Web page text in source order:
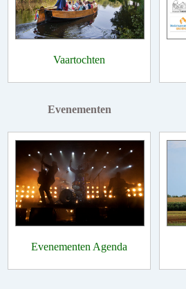
Vaartochten
Evenementen
Evenementen Agenda